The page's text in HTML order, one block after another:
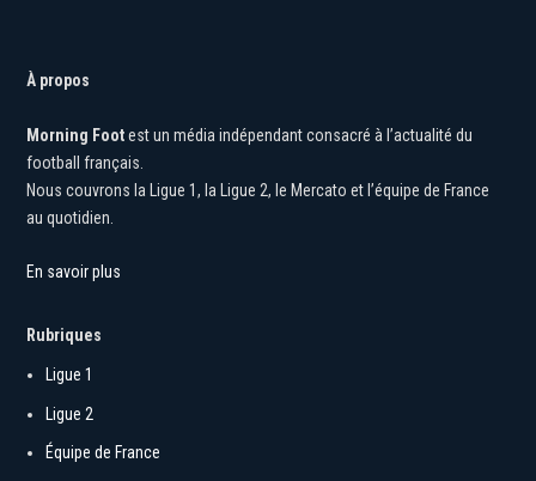
À propos
Morning Footest un média indépendant consacré à l’actualité du
football français.
Nous couvrons la Ligue 1, la Ligue 2, le Mercato et l’équipe de France
au quotidien.
En savoir plus
Rubriques
Ligue 1
Ligue 2
Équipe de France